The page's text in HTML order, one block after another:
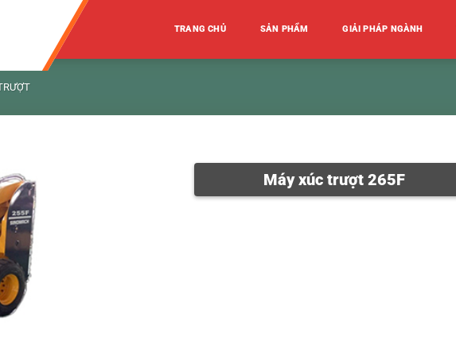
TRANG CHỦ SẢN PHẨM GIẢI PHÁP NGÀNH
Máy xúc trượt 265F